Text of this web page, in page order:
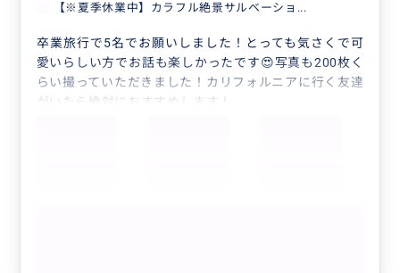
【※夏季休業中】カラフル絶景サルベーショ...
卒業旅行で5名でお願いしました！とっても気さくで可
愛いらしい方でお話も楽しかったです😍写真も200枚く
らい撮っていただきました！カリフォルニアに行く友達
がいたら絶対におすすめします！